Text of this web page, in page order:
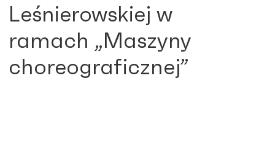
Leśnierowskiej w
ramach „Maszyny
choreograficznej”